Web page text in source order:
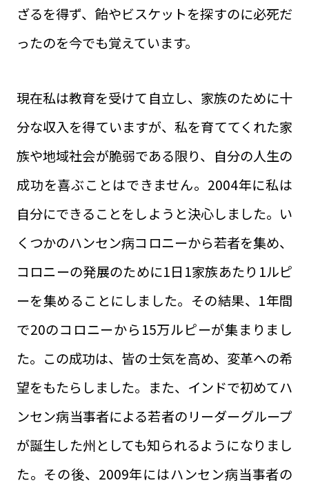
ざるを得ず、飴やビスケットを探すのに必死だ
ったのを今でも覚えています。
現在私は教育を受けて自立し、家族のために十
分な収入を得ていますが、私を育ててくれた家
族や地域社会が脆弱である限り、自分の人生の
成功を喜ぶことはできません。2004年に私は
自分にできることをしようと決心しました。い
くつかのハンセン病コロニーから若者を集め、
コロニーの発展のために1日1家族あたり1ルピ
ーを集めることにしました。その結果、1年間
で20のコロニーから15万ルピーが集まりまし
た。この成功は、皆の士気を高め、変革への希
望をもたらしました。また、インドで初めてハ
ンセン病当事者による若者のリーダーグループ
が誕生した州としても知られるようになりまし
た。その後、2009年にはハンセン病当事者の